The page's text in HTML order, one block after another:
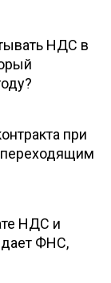
НДС в
при
НДС и
дает ФНС,